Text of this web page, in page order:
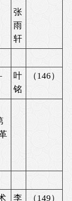
张
雨
轩
叶
铭
（146）
李
（149）